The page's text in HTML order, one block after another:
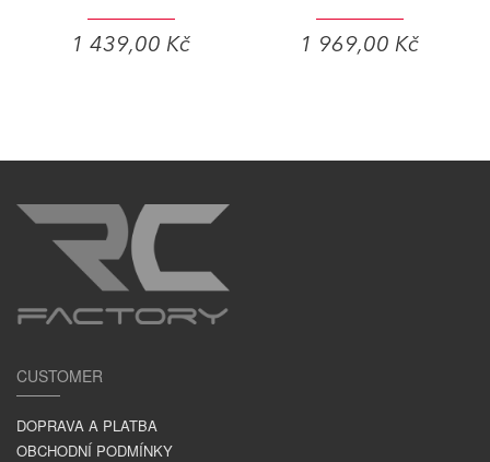
1 439,00 Kč 1 969,00 Kč
CUSTOMER
DOPRAVA A PLATBA
OBCHODNÍ PODMÍNKY